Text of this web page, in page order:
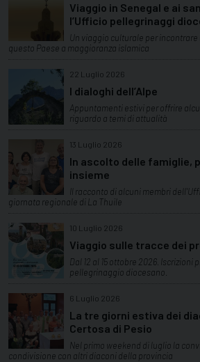
Viaggio in Senegal e ai
l’Ufficio pellegrinaggi
Un viaggio culturale per
questo Paese a maggioranza islamica
22 Luglio 2026
I dialoghi dell’Alpe
Appuntamenti estivi per offrire
riguardo a temi di attualità
13 Luglio 2026
In ascolto delle famiglie,
insieme
Il racconto di alcuni membri
giornata regionale di La Thuile
10 Luglio 2026
Viaggio sulle tracce dei
Dal 12 al 15 ottobre 2026. Iscrizioni
pellegrinaggio diocesano.
6 Luglio 2026
La tre giorni estiva dei
Certosa di Pesio
Nel primo weekend di luglio la
condivisione con altri diaconi della provincia